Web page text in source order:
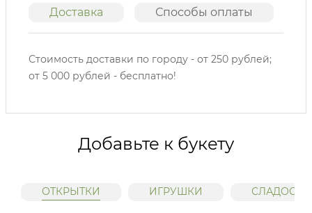
Доставка Способы оплаты
Стоимость доставки по городу - от 250 рублей;
от 5 000 рублей - бесплатно!
Добавьте к букету
ОТКРЫТКИ ИГРУШКИ СЛАДОСТИ